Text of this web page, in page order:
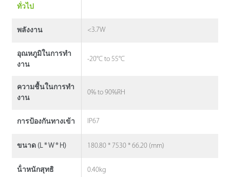
ทั่วไป
พลังงาน <3.7W
อุณหภูมิในการทํา
งาน
-20°C to 55°C
ความชื้นในการทํา
งาน
0% to 90%RH
การป้องกันทางเข้า IP67
ขนาด (L * W * H) 180.80 * 7530 * 66.20 (mm)
น้ําหนักสุทธิ 0.40kg